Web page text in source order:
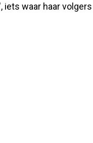
waar haar volgers